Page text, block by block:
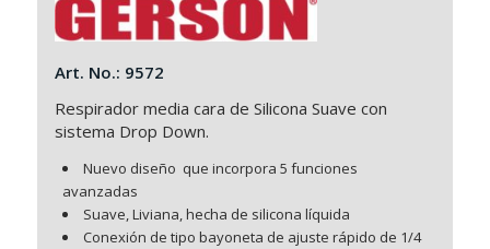
Art. No.: 9572
Respirador media cara de Silicona Suave con
sistema Drop Down.
Nuevo diseño que incorpora 5 funciones
avanzadas
Suave, Liviana, hecha de silicona líquida
Conexión de tipo bayoneta de ajuste rápido de 1/4